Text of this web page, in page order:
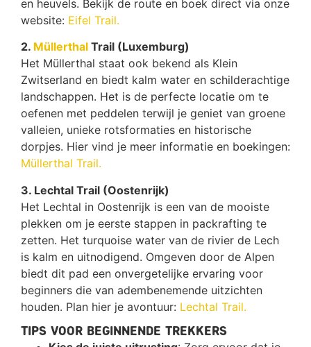
en heuvels. Bekijk de route en boek direct via onze
website: Eifel Trail.
2. Müllerthal Trail (Luxemburg)
Het Müllerthal staat ook bekend als Klein
Zwitserland en biedt kalm water en schilderachtige
landschappen. Het is de perfecte locatie om te
oefenen met peddelen terwijl je geniet van groene
valleien, unieke rotsformaties en historische
dorpjes. Hier vind je meer informatie en boekingen:
Müllerthal Trail.
3. Lechtal Trail (Oostenrijk)
Het Lechtal in Oostenrijk is een van de mooiste
plekken om je eerste stappen in packrafting te
zetten. Het turquoise water van de rivier de Lech
is kalm en uitnodigend. Omgeven door de Alpen
biedt dit pad een onvergetelijke ervaring voor
beginners die van adembenemende uitzichten
houden. Plan hier je avontuur: Lechtal Trail.
Tips voor beginnende trekkers